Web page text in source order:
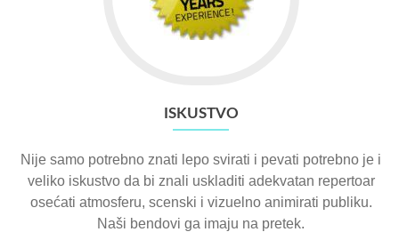
ISKUSTVO
Nije samo potrebno znati lepo svirati i pevati potrebno je i
veliko iskustvo da bi znali uskladiti adekvatan repertoar
osećati atmosferu, scenski i vizuelno animirati publiku.
Naši bendovi ga imaju na pretek.